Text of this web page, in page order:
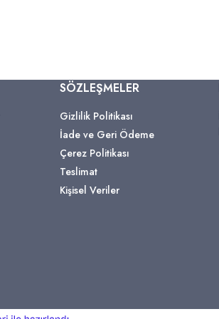
SÖZLEŞMELER
Gizlilik Politikası
İade ve Geri Ödeme
Çerez Politikası
Teslimat
Kişisel Veriler